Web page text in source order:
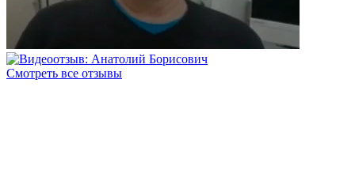
Смотреть все отзывы